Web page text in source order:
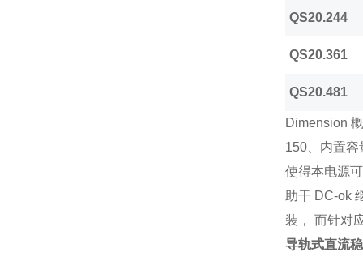
QS20.244
QS20.361
QS20.481
Dimension
150、内置容
使得本电源
助干DC-ok
装，
而针对
导轨式直流